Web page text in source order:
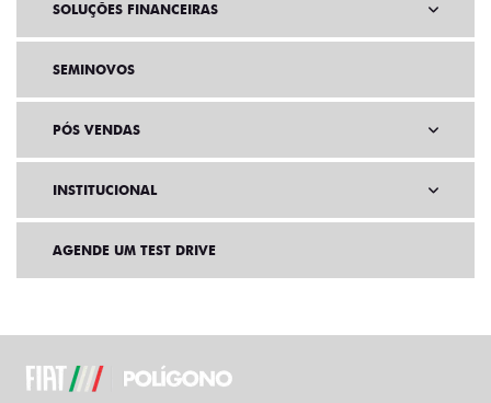
SOLUÇÕES FINANCEIRAS
SEMINOVOS
PÓS VENDAS
INSTITUCIONAL
AGENDE UM TEST DRIVE